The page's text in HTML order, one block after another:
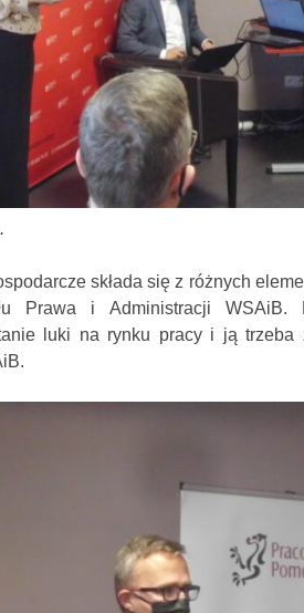
składa się z różnych
Prawa i Administracji WSAiB.
luki na rynku pracy i ją trzeba